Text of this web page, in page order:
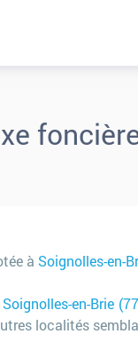
à Soignolles-en-
Soignolles-en-Brie
localités